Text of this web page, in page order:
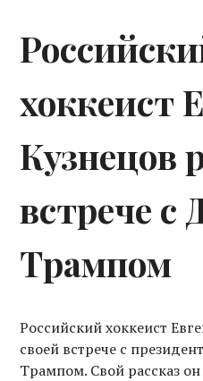
хоккеист
Кузнецов
встрече с
Трампом
Российский хоккеист
своей встрече с
Трампом. Свой рассказ